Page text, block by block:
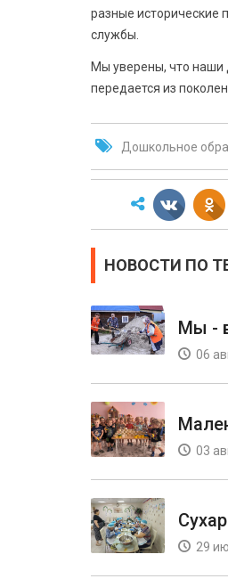
разные исторические
службы.
Мы уверены, что наши
передается из
Дошкольное
НОВОСТИ ПО
Мы -
06
03
29